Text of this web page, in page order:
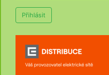
Přihlásit